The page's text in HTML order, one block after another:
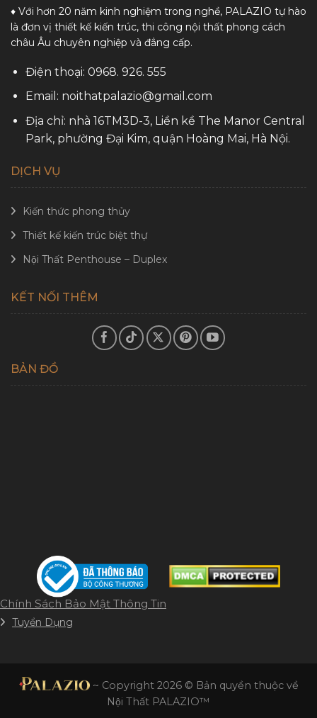
♦ Với hơn 20 năm kinh nghiệm trong nghề, PALAZIO tự hào
là đơn vị thiết kế kiến trúc, thi công nội thất phong cách
châu Âu chuyên nghiệp và đẳng cấp.
Điện thoại: 0968. 926. 555
Email: noithatpalazio@gmail.com
Địa chỉ: nhà 16TM3D-3, Liền kề The Manor Central
Park, phường Đại Kim, quận Hoàng Mai, Hà Nội.
DỊCH VỤ
Kiến thức phong thủy
Thiết kế kiến trúc biệt thự
Nội Thất Penthouse – Duplex
KẾT NỐI THÊM
BẢN ĐỒ
Chính Sách Bảo Mật Thông Tin
Tuyển Dụng
~ Copyright 2026 © Bản quyền thuộc về
Nội Thất PALAZIO™